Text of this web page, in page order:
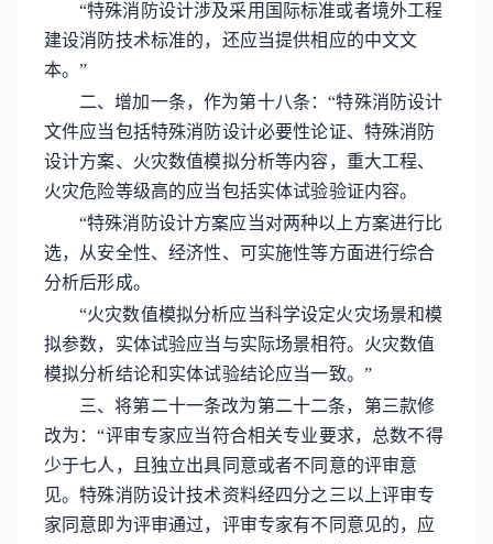
“特殊消防设计涉及采用国际标准或者境外工程
建设消防技术标准的，还应当提供相应的中文文
本。”
二、增加一条，作为第十八条：“特殊消防设计
文件应当包括特殊消防设计必要性论证、特殊消防
设计方案、火灾数值模拟分析等内容，重大工程、
火灾危险等级高的应当包括实体试验验证内容。
“特殊消防设计方案应当对两种以上方案进行比
选，从安全性、经济性、可实施性等方面进行综合
分析后形成。
“火灾数值模拟分析应当科学设定火灾场景和模
拟参数，实体试验应当与实际场景相符。火灾数值
模拟分析结论和实体试验结论应当一致。”
三、将第二十一条改为第二十二条，第三款修
改为：“评审专家应当符合相关专业要求，总数不得
少于七人，且独立出具同意或者不同意的评审意
见。特殊消防设计技术资料经四分之三以上评审专
家同意即为评审通过，评审专家有不同意见的，应